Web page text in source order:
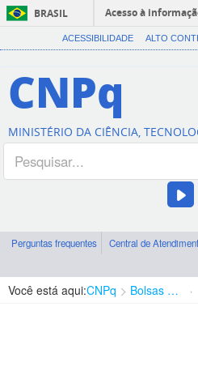
BRASIL
Acesso à
ACESSIBILIDADE ALTO
CNPq
MINISTÉRIO DA CIÊNCIA,
Perguntas frequentes Central de
Você está aqui:CNPq Bolsas e Auxílios Vigentes